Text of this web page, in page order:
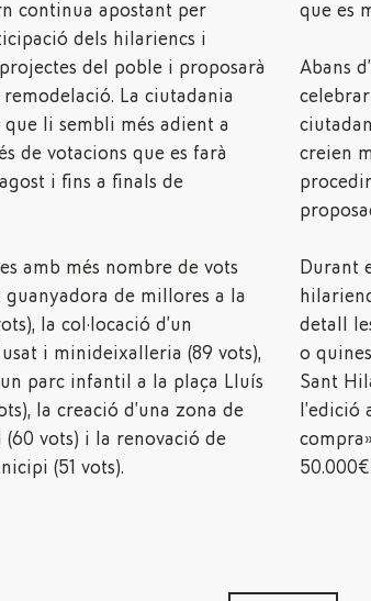
continua apostant per
dels hilariencs i
del poble i proposarà
La ciutadania
li sembli més adient a
de votacions que es farà
i fins a finals de
amb més nombre de vots
guanyadora de millores a la
la col·locació d’un
i minideixalleria (89 vots),
parc infantil a la plaça Lluís
la creació d’una zona de
vots) i la renovació de
(51 vots).
que es
Abans
creien
Durant
detall
o
Sant